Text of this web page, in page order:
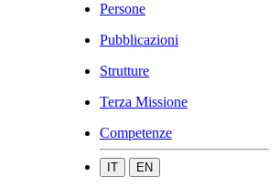
Persone
Pubblicazioni
Strutture
Terza Missione
Competenze
IT EN